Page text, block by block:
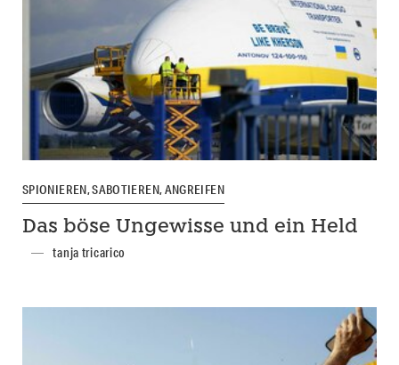
SPIONIEREN, SABOTIEREN, ANGREIFEN
Das böse Ungewisse und ein Held
tanja tricarico